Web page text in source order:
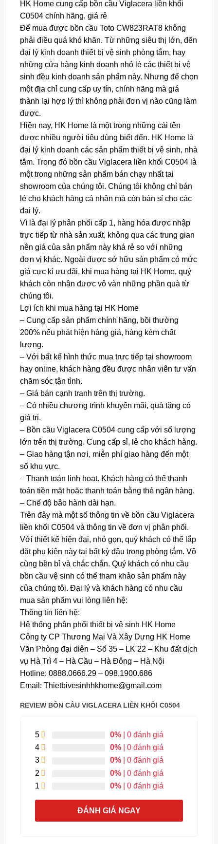
HK Home cung cấp bồn cầu Viglacera liền khối
C0504 chính hãng, giá rẻ
Để mua được bồn cầu Toto CW823RAT8 không
phải điều quá khó khăn. Từ những siêu thị lớn, đến
đại lý kinh doanh thiết bị vệ sinh phòng tắm, hay
những cửa hàng kinh doanh nhỏ lẻ các thiết bị vệ
sinh đều kinh doanh sản phẩm này. Nhưng để chọn
một địa chỉ cung cấp uy tín, chính hãng mà giá
thành lại hợp lý thì không phải đơn vị nào cũng làm
được.
Hiện nay, HK Home là một trong những cái tên
được nhiều người tiêu dùng biết đến. HK Home là
đại lý kinh doanh các sản phẩm thiết bị vệ sinh, nhà
tắm. Trong đó bồn cầu Viglacera liền khối C0504 là
một trong những sản phẩm bán chạy nhất tai
showroom của chúng tôi. Chúng tôi không chỉ bán
lẻ cho khách hàng cá nhân mà còn bán sỉ cho các
đại lý.
Vì là đại lý phân phối cấp 1, hàng hóa được nhập
trực tiếp từ nhà sản xuất, không qua các trung gian
nên giá của sản phẩm này khá rẻ so với những
đơn vị khác. Ngoài được sở hữu sản phẩm có mức
giá cực kì ưu đãi, khi mua hàng tại HK Home, quý
khách còn nhận được vô vàn những phần quà từ
chúng tôi.
Lợi ích khi mua hàng tại HK Home
– Cung cấp sản phẩm chính hãng, bồi thường
200% nếu phát hiện hàng giả, hàng kém chất
lượng.
– Với bất kể hình thức mua trực tiếp tại showroom
hay online, khách hàng đều được nhân viên tư vấn
chăm sóc tận tình.
– Giá bán cạnh tranh trên thị trường.
– Có nhiều chương trình khuyến mãi, quà tặng có
giá trị.
– Bồn cầu Viglacera C0504 cung cấp với số lượng
lớn trên thị trường. Cung cấp sỉ, lẻ cho khách hàng.
– Giao hàng tận nơi, miễn phí giao hàng đến một
số khu vực.
– Thanh toán linh hoạt. Khách hàng có thể thanh
toán tiền mặt hoặc thanh toán bằng thẻ ngân hàng.
– Chế độ bảo hành dài hạn.
Trên đây mà một số thông tin về bồn cầu Viglacera
liền khối C0504 và thông tin về đơn vị phân phối.
Với thiết kế hiện đại, nhỏ gọn, quý khách có thể lắp
đặt phụ kiện này tại bất kỳ đâu trong phòng tắm. Vô
cùng bền bỉ và chắc chắn. Quý khách có nhu cầu
bồn cầu vệ sinh có thể tham khảo sản phẩm này
của chúng tôi. Đại lý và khách hàng có nhu cầu
mua sản phẩm vui lòng liên hệ:
Thông tin liên hệ:
Hệ thống phân phối thiết bị vệ sinh HK Home
Công ty CP Thương Mại Và Xây Dựng HK Home
Văn Phòng đại diện – Số 35 – LK 22 – Khu đất dịch
vụ Hà Trì 4 – Hà Cầu – Hà Đông – Hà Nội
Hotline: 0888.0666.29 – 098.1900.686
Email: Thietbivesinhhkhome@gmail.com
REVIEW BỒN CẦU VIGLACERA LIỀN KHỐI C0504
5 0% | 0 đánh giá
4
0% | 0 đánh giá
3
0% | 0 đánh giá
2
0% | 0 đánh giá
1
0% | 0 đánh giá
ĐÁNH GIÁ NGAY